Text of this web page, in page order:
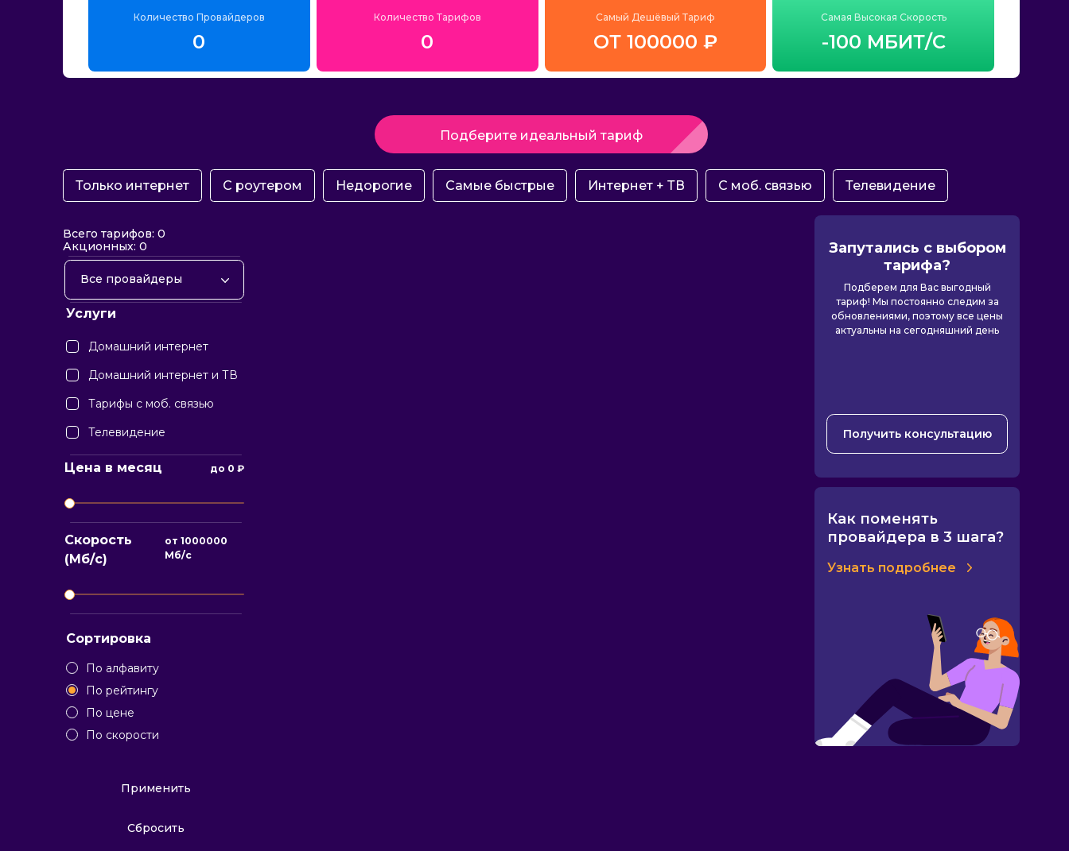
Количество Провайдеров
0
Количество Тарифов
0
Самый Дешёвый Тариф
ОТ 100000 ₽
Самая Высокая Скорость
-100 МБИТ/С
Подберите идеальный тариф
Только интернет С роутером Недорогие Самые быстрые Интернет + ТВ С моб. связью Телевидение
Всего тарифов: 0
Акционных: 0
Все провайдеры
Услуги
Домашний интернет
Домашний интернет и ТВ
Тарифы с моб. связью
Телевидение
Цена в месяц до 0 ₽
Скорость
(Мб/с)
от1000000
Мб/с
Сортировка
По алфавиту
По рейтингу
По цене
По скорости
Применить
Сбросить
Запутались с выбором
тарифа?
Подберем для Вас выгодный
тариф! Мы постоянно следим за
обновлениями, поэтому все цены
актуальны на сегодняшний день
Получить консультацию
Как поменять
провайдера в 3 шага?
Узнать подробнее